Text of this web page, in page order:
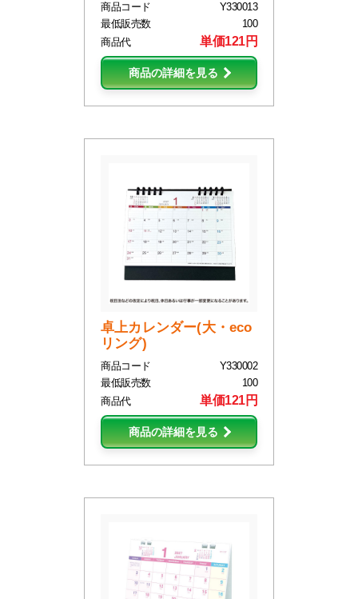
商品コード
Y330013
最低販売数
100
商品代
単価121円
商品の詳細を見る
卓上カレンダー(大・eco
リング)
商品コード
Y330002
最低販売数
100
商品代
単価121円
商品の詳細を見る